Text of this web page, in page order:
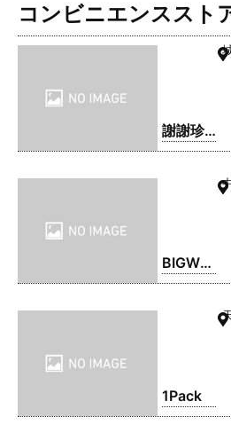
コンビニエンススト
謝謝珍
珠 | シ
BIGWO
OD(ビ
1Pack